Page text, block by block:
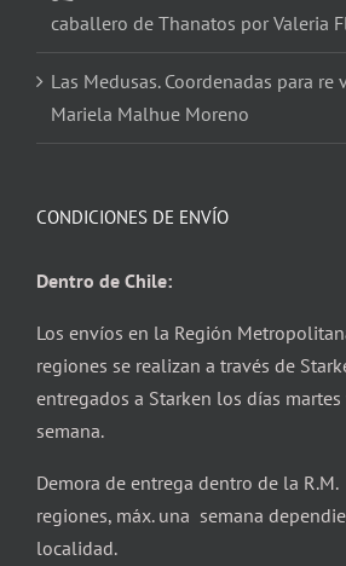
caballero de Thanatos por Valeria
Las Medusas. Coordenadas para
Mariela Malhue Moreno
CONDICIONES DE ENVÍO
Dentro de Chile:
Los envíos en la Región
regiones se realizan a través de
entregados a Starken los días martes
semana.
Demora de entrega dentro de la
regiones, máx. una semana
localidad.